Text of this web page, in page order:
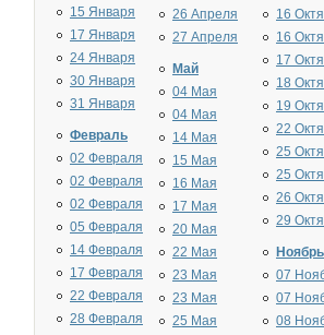
15 Января
17 Января
24 Января
30 Января
31 Января
Февраль
02 Февраля
02 Февраля
02 Февраля
05 Февраля
14 Февраля
17 Февраля
22 Февраля
28 Февраля
26 Апреля
27 Апреля
Май
04 Мая
04 Мая
14 Мая
15 Мая
16 Мая
17 Мая
20 Мая
22 Мая
23 Мая
23 Мая
25 Мая
16
16
17
18
19
22
25
25
26
29
Ноябрь
07
07
08